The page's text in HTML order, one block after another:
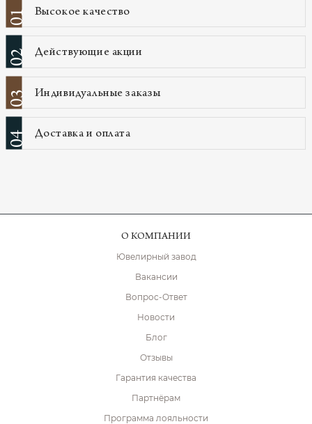
01 Высокое качество
02 Действующие акции
03 Индивидуальные заказы
04 Доставка и оплата
О КОМПАНИИ
Ювелирный завод
Вакансии
Вопрос-Ответ
Новости
Блог
Отзывы
Гарантия качества
Партнёрам
Программа лояльности